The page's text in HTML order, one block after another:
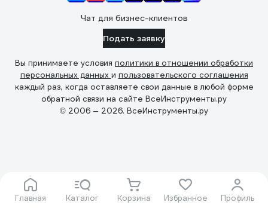
Главная Каталог Корзина Избранное Профиль
Чат для бизнес-клиентов
Подать заявку
Вы принимаете условия политики в отношении обработки
персональных данных и пользовательского соглашения
каждый раз, когда оставляете свои данные в любой форме
обратной связи на сайте ВсеИнструменты.ру
© 2006 — 2026. ВсеИнструменты.ру